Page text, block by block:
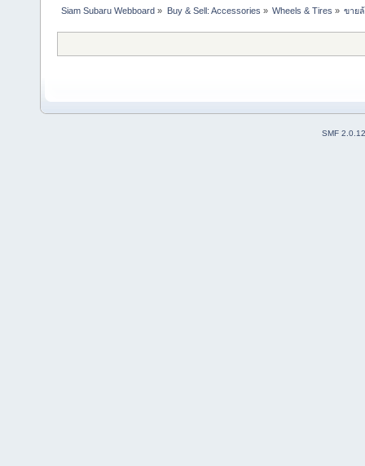
Siam Subaru Webboard » Buy & Sell: Accessories » Wheels & Tires » ขาย
SMF 2.0.12